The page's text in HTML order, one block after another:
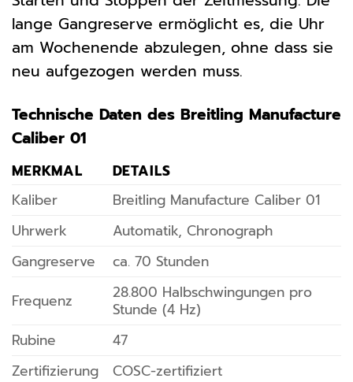
lange Gangreserve ermöglicht es, die Uhr
am Wochenende abzulegen, ohne dass sie
neu aufgezogen werden muss.
Technische Daten des Breitling Manufacture
Caliber 01
MERKMAL
DETAILS
Kaliber
Breitling Manufacture Caliber 01
Uhrwerk
Automatik, Chronograph
Gangreserve
ca. 70 Stunden
Frequenz
28.800 Halbschwingungen pro
Stunde (4 Hz)
Rubine
47
Zertifizierung
COSC-zertifiziert